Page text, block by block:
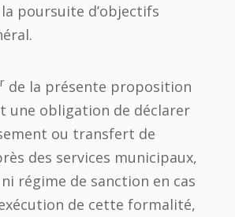
poursuite d’objectifs
de la présente proposition
une obligation de déclarer
ou transfert de
des services municipaux,
régime de sanction en cas
de cette formalité,